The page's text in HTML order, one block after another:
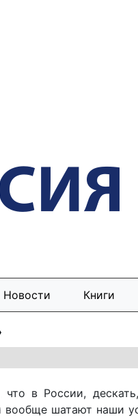
Новости Книги
в России,
вообще шатают наши